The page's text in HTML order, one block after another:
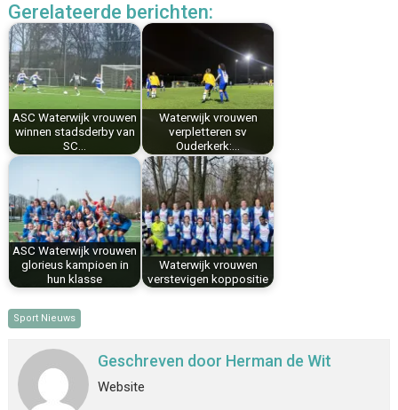
e
b
o
o
k
t
e
r
e
s
t
k
e
I
n
i
t
p
e
n
Gerelateerde berichten:
ASC Waterwijk vrouwen
winnen stadsderby van
SC…
Waterwijk vrouwen
verpletteren sv
Ouderkerk:…
ASC Waterwijk vrouwen
glorieus kampioen in
hun klasse
Waterwijk vrouwen
verstevigen koppositie
Sport Nieuws
Geschreven door Herman de Wit
Website